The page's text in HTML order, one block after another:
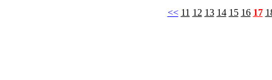
<< 11 12 13 14 15 16 17